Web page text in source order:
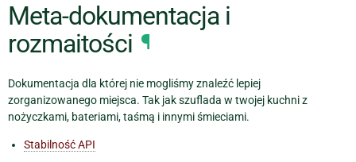
Meta-dokumentacja i
rozmaitości ¶
Dokumentacja dla której nie mogliśmy znaleźć lepiej
zorganizowanego miejsca. Tak jak szuflada w twojej kuchni z
nożyczkami, bateriami, taśmą i innymi śmieciami.
Stabilność API